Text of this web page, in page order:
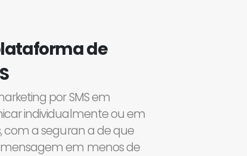
de
por SMS em
individualmente ou em
com a seguran a de que
em menos de